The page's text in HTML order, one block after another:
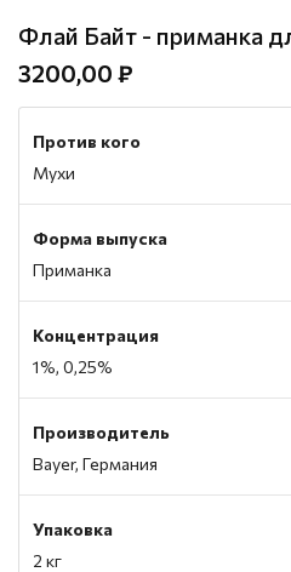
Флай Байт - приманка
3200,00 ₽
Против кого
Мухи
Форма выпуска
Приманка
Концентрация
1%, 0,25%
Производитель
Bayer, Германия
Упаковка
2 кг